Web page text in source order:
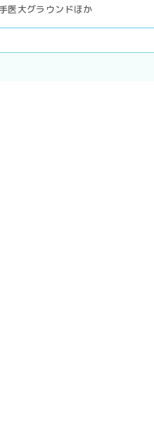
医大グラウンドほか